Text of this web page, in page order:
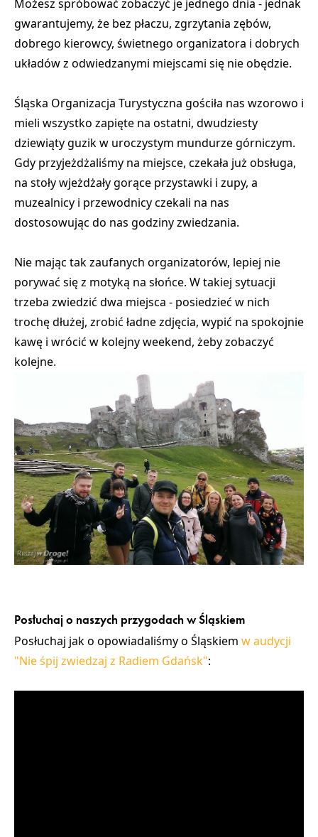
Możesz spróbować zobaczyć je jednego dnia - jednak
gwarantujemy, że bez płaczu, zgrzytania zębów,
dobrego kierowcy, świetnego organizatora i dobrych
układów z odwiedzanymi miejscami się nie obędzie.
Śląska Organizacja Turystyczna gościła nas wzorowo i
mieli wszystko zapięte na ostatni, dwudziesty
dziewiąty guzik w uroczystym mundurze górniczym.
Gdy przyjeżdżaliśmy na miejsce, czekała już obsługa,
na stoły wjeżdżały gorące przystawki i zupy, a
muzealnicy i przewodnicy czekali na nas
dostosowując do nas godziny zwiedzania.
Nie mając tak zaufanych organizatorów, lepiej nie
porywać się z motyką na słońce. W takiej sytuacji
trzeba zwiedzić dwa miejsca - posiedzieć w nich
trochę dłużej, zrobić ładne zdjęcia, wypić na spokojnie
kawę i wrócić w kolejny weekend, żeby zobaczyć
kolejne.
Posłuchaj o naszych przygodach w Śląskiem
Posłuchaj jak o opowiadaliśmy o Śląskiem w audycji
"Nie śpij zwiedzaj z Radiem Gdańsk":